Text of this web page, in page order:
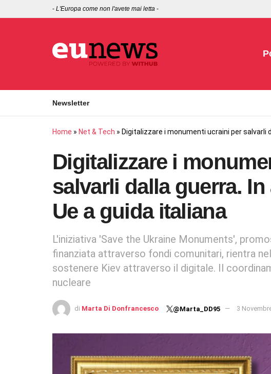
- L'Europa come non l'avete mai letta -
Newsletter
Home » Net & Tech » Digitalizzare i monumenti ucraini per salvarli
Digitalizzare i
salvarli dalla guerra.
Ue a guida italiana
L'iniziativa 'Save the Ukraine Monuments',
finanziata attraverso fondi comunitari, rientra
sostenere Kiev attraverso il digitale. Il
nucleare
di Marta Di Donfrancesco @Marta_DD95 3